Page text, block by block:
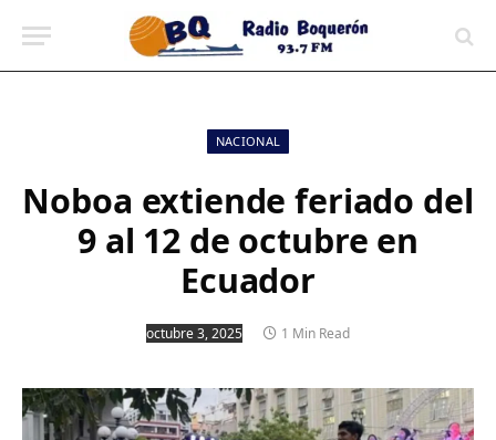
NACIONAL
Noboa extiende feriado del
9 al 12 de octubre en
Ecuador
octubre 3, 2025 1 Min Read